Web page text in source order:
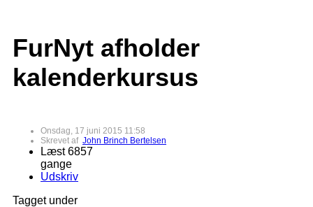
FurNyt afholder
kalenderkursus
Onsdag, 17 juni 2015 11:58
Skrevet af John Brinch Bertelsen
Læst 6857
gange
Udskriv
Tagget under